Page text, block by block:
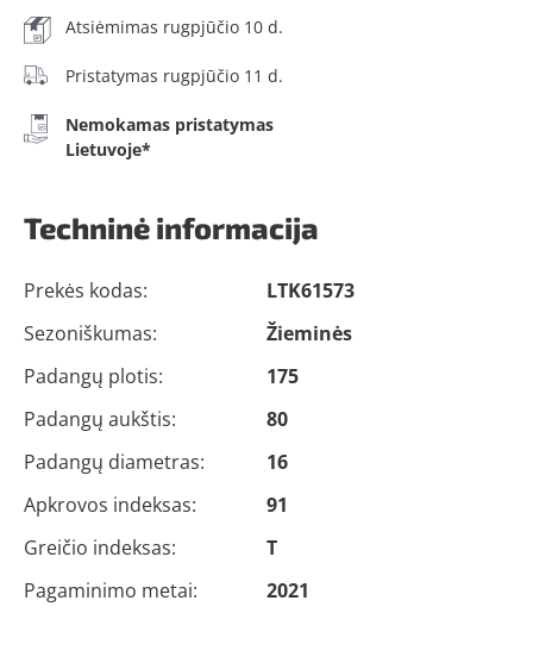
Atsiėmimas rugpjūčio 10 d.
Pristatymas rugpjūčio 11 d.
Nemokamas pristatymas
Lietuvoje*
Techninė informacija
Prekės kodas:
LTK61573
Sezoniškumas:
Žieminės
Padangų plotis:
175
Padangų aukštis:
80
Padangų diametras:
16
Apkrovos indeksas:
91
Greičio indeksas:
T
Pagaminimo metai:
2021